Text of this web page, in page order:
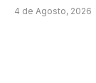
4 de Agosto, 2026